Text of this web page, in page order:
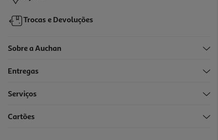
Trocas e Devoluções
Sobre a Auchan
Entregas
Serviços
Cartões